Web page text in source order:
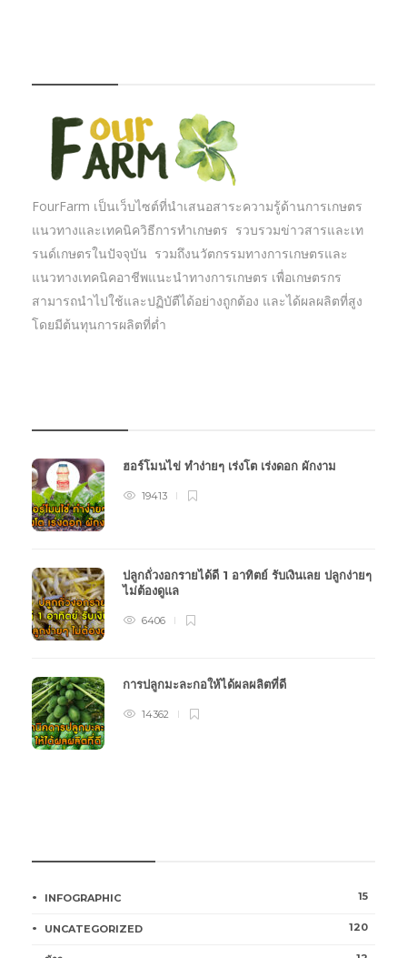
FourFarm เป็นเว็บไซต์ที่นำเสนอสาระความรู้ด้านการเกษตร
แนวทางและเทคนิควิธีการทำเกษตร รวบรวมข่าวสารและเท
รนด์เกษตรในปัจจุบัน รวมถึงนวัตกรรมทางการเกษตรและ
แนวทางเทคนิคอาชีพแนะนำทางการเกษตร เพื่อเกษตรกร
สามารถนำไปใช้และปฏิบัตืได้อย่างถูกต้อง และได้ผลผลิตที่สูง
โดยมีต้นทุนการผลิตที่ต่ำ
ฮอร์โมนไข่ ทำง่ายๆ เร่งโต เร่งดอก ผักงาม
19413
ปลูกถั่วงอกรายได้ดี 1 อาทิตย์ รับเงินเลย ปลูกง่ายๆ
ไม่ต้องดูแล
6406
การปลูกมะละกอให้ได้ผลผลิตที่ดี
14362
INFOGRAPHIC 15
UNCATEGORIZED 120